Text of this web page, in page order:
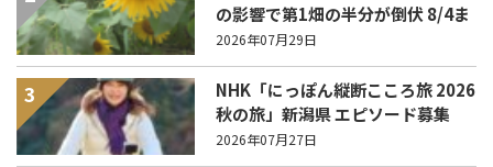
の影響で第1畑の半分が倒伏 8/4ま
で駐車場を無料開放
2026年07月29日
3
NHK「にっぽん縦断こころ旅 2026
秋の旅」新潟県 エピソード募集
中！
2026年07月27日